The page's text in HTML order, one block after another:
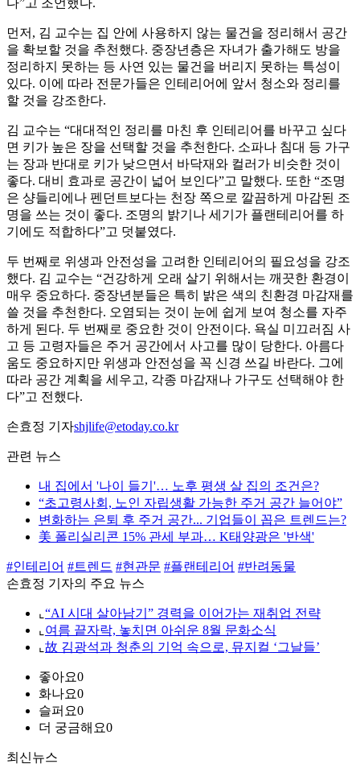
다”고 조언했다.
먼저, 김 교수는 집 안에 사용하지 않는 물건을 정리해서 공간
을 확보할 것을 추천했다. 중장년층은 자녀가 출가해도 방을
정리하지 못하는 등 사연 있는 물건을 버리지 못하는 특성이
있다. 이에 따라 전문가들은 인테리어에 앞서 청소와 정리를
할 것을 강조한다.
김 교수는 “대대적인 정리를 마친 후 인테리어를 바꾸고 싶다
면 키가 높은 장을 선택할 것을 추천한다. 소파나 침대 등 가구
는 장과 반대로 키가 낮으면서 바닥재와 컬러가 비슷한 것이
좋다. 대비 효과로 공간이 넓어 보인다”고 말했다. 또한 “조명
은 샹들리에나 펜던트보다는 천장 쪽으로 깔끔하게 마감된 조
명을 쓰는 것이 좋다. 조명의 밝기나 세기가 플랜테리어를 하
기에도 적합하다”고 덧붙였다.
두 번째로 위생과 안전성을 고려한 인테리어의 필요성을 강조
했다. 김 교수는 “건강하게 오래 살기 위해서는 깨끗한 환경이
매우 중요하다. 중장년분들은 특히 밝은 색의 친환경 마감재를
쓸 것을 추천한다. 오염되는 것이 눈에 쉽게 보여 청소를 자주
하게 된다. 두 번째로 중요한 것이 안전이다. 욕실 미끄러짐 사
고 등 고령자들은 주거 공간에서 사고를 많이 당한다. 아름다
움도 중요하지만 위생과 안전성을 꼭 신경 쓰길 바란다. 그에
따라 공간 계획을 세우고, 각종 마감재나 가구도 선택해야 한
다”고 전했다.
손효정 기자shjlife@etoday.co.kr
관련 뉴스
내 집에서 '나이 들기'… 노후 평생 살 집의 조건은?
“초고령사회, 노인 자립생활 가능한 주거 공간 늘어야”
변화하는 은퇴 후 주거 공간... 기업들이 꼽은 트렌드는?
美 폴리실리콘 15% 관세 부과… K태양광은 '반색'
#인테리어 #트렌드 #현관문 #플랜테리어 #반려동물
손효정 기자의 주요 뉴스
⌞ “AI 시대 살아남기” 경력을 이어가는 재취업 전략
⌞ 여름 끝자락, 놓치면 아쉬운 8월 문화소식
⌞ 故 김광석과 청춘의 기억 속으로, 뮤지컬 ‘그날들’
좋아요0
화나요0
슬퍼요0
더 궁금해요0
최신뉴스